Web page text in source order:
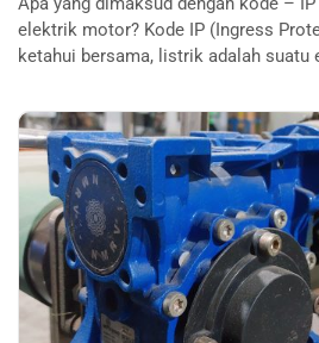
elektrik motor? Kode IP (Ingress
ketahui bersama, listrik adalah suatu